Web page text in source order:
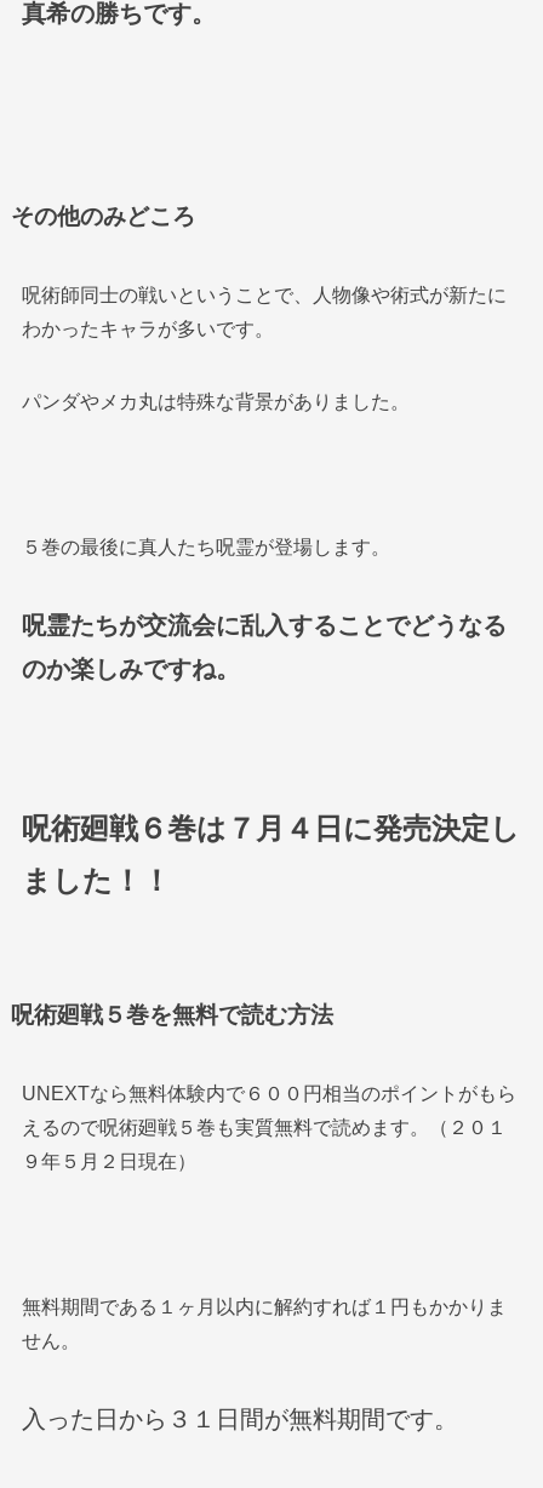
真希の勝ちです。
その他のみどころ
呪術師同士の戦いということで、人物像や術式が新たに
わかったキャラが多いです。
パンダやメカ丸は特殊な背景がありました。
５巻の最後に真人たち呪霊が登場します。
呪霊たちが交流会に乱入することでどうなる
のか楽しみですね。
呪術廻戦６巻は７月４日に発売決定し
ました！！
呪術廻戦５巻を無料で読む方法
UNEXTなら無料体験内で６００円相当のポイントがもら
えるので呪術廻戦５巻も実質無料で読めます。（２０１
９年５月２日現在）
無料期間である１ヶ月以内に解約すれば１円もかかりま
せん。
入った日から３１日間が無料期間です。